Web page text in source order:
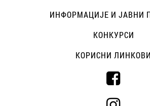
ИНФОРМАЦИЈЕ И ЈАВНИ
КОНКУРСИ
КОРИСНИ ЛИНКОВИ